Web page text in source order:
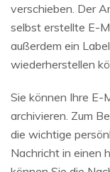
verschieben. Der
selbst erstellte E-
außerdem ein
wiederherstellen
Sie können Ihre E-
archivieren. Zum
die wichtige
Nachricht in einen